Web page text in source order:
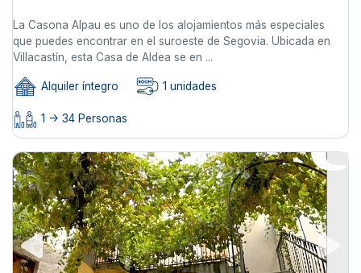
La Casona Alpau es uno de los alojamientos más especiales
que puedes encontrar en el suroeste de Segovia. Ubicada en
Villacastín, esta Casa de Aldea se en ...
Alquiler íntegro 1 unidades
1 -> 34 Personas